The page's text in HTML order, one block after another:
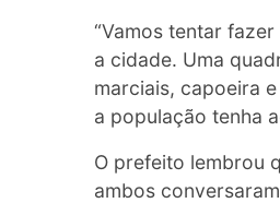
“Vamos tentar
a cidade. Uma
marciais, capoeira
a população tenha
O prefeito lembrou
ambos